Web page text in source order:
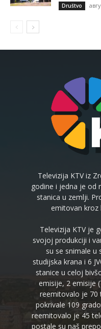
Društvo
Televizija KTV iz
godine i jedna je od
stanica u zemlji.
emitovan kroz
Televizija KTV je
svojoj produkciji i
su se snimale u
studijska krana i 6
stanice u celoj
emisije, 2 emisije
reemitovalo je 70
pokrivale 109
reemitovalo je 45
postale su naš